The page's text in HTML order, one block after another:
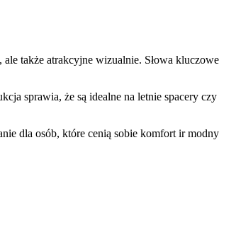
także atrakcyjne wizualnie. Słowa kluczowe
sprawia, że są idealne na letnie spacery czy
dla osób, które cenią sobie komfort ir modny